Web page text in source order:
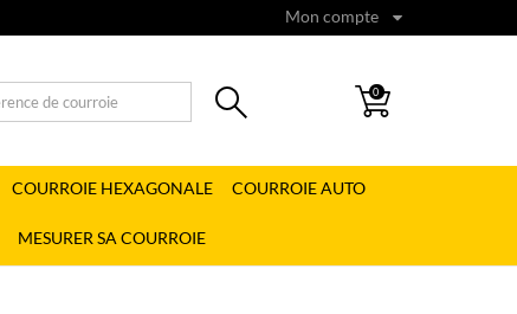
Mon compte
0
COURROIE HEXAGONALE COURROIE AUTO
MESURER SA COURROIE